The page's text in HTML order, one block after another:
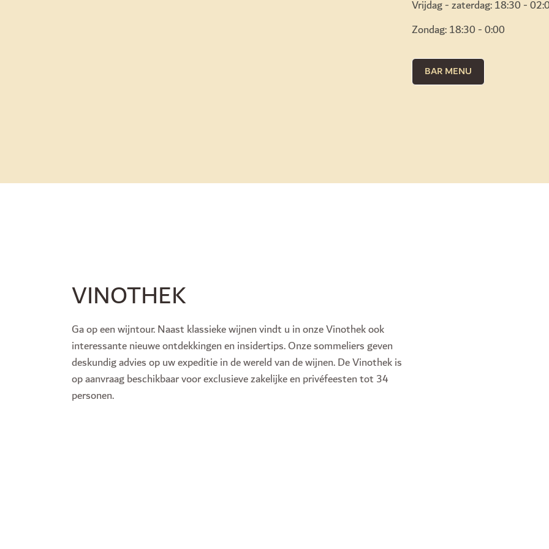
Vrijdag - zaterdag: 18:30 -
Zondag: 18:30 - 0:00
BAR MENU
VINOTHEK
Ga op een wijntour. Naast klassieke wijnen vindt u in onze Vinothek ook
interessante nieuwe ontdekkingen en insidertips. Onze sommeliers geven
deskundig advies op uw expeditie in de wereld van de wijnen. De Vinothek is
op aanvraag beschikbaar voor exclusieve zakelijke en privéfeesten tot 34
personen.